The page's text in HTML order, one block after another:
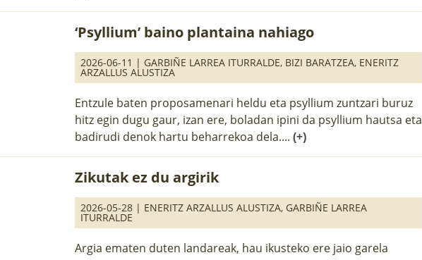
‘Psyllium’ baino plantaina nahiago
2026-06-11 | GARBIÑE LARREA ITURRALDE, BIZI BARATZEA, ENERITZ
ARZALLUS ALUSTIZA
Entzule baten proposamenari heldu eta psyllium zuntzari buruz
hitz egin dugu gaur, izan ere, boladan ipini da psyllium hautsa eta
badirudi denok hartu beharrekoa dela....(+)
Zikutak ez du argirik
2026-05-28 | ENERITZ ARZALLUS ALUSTIZA, GARBIÑE LARREA
ITURRALDE
Argia ematen duten landareak, hau ikusteko ere jaio garela